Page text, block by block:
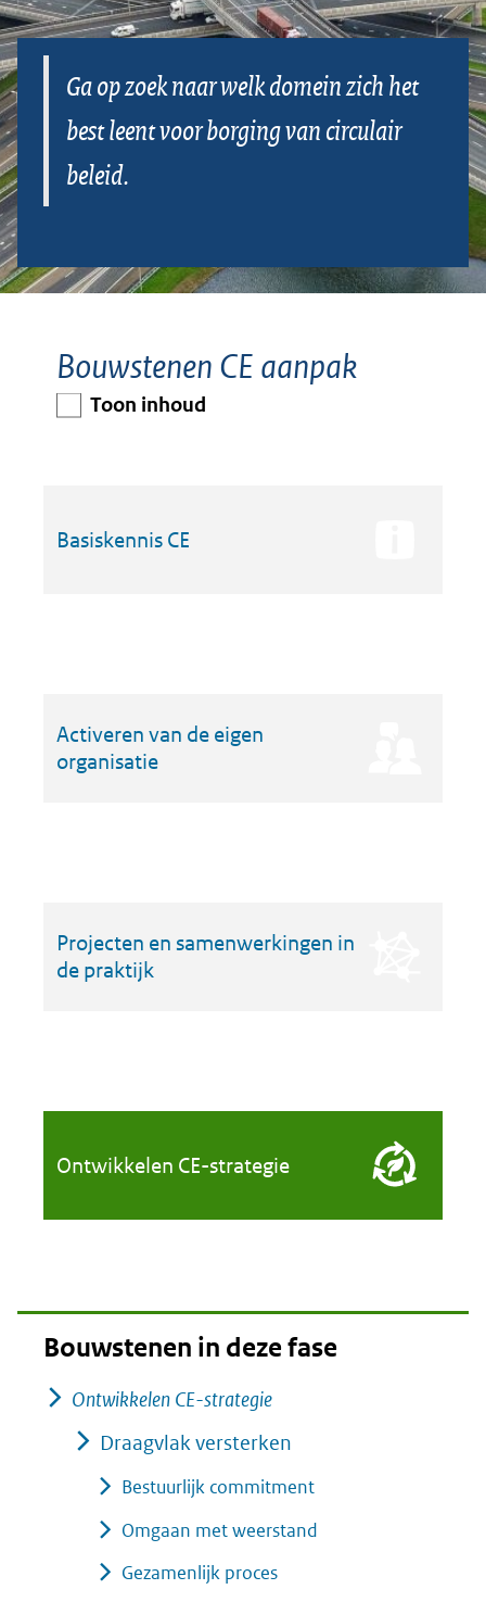
Ga op zoek naar welk domein zich het
best leent voor borging van circulair
beleid.
Bouwstenen CE aanpak
Toon inhoud
Basiskennis CE
Activeren van de eigen
organisatie
Projecten en samenwerkingen in
de praktijk
Ontwikkelen CE-strategie
Bouwstenen in deze fase
Ontwikkelen CE-strategie
Draagvlak versterken
Bestuurlijk commitment
Omgaan met weerstand
Gezamenlijk proces